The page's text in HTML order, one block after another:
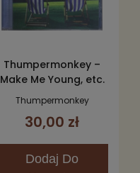
Thumpermonkey –
Make Me Young, etc.
Thumpermonkey
30,00 zł
Dodaj Do